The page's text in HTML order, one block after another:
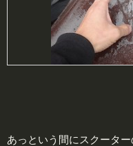
あっという間にスクーター